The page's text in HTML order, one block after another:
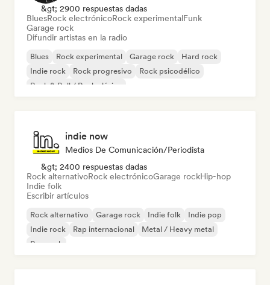
&gt; 2900 respuestas dadas
BluesRock electrónicoRock experimentalFunk
Garage rock
Difundir artistas en la radio
Blues Rock experimental Garage rock
Hard rock
Indie rock
Rock progresivo
Rock psicodélico
Rock & Roll / Rock clásico
indie now
Medios De Comunicación/Periodista
&gt; 2400 respuestas dadas
Rock alternativoRock electrónicoGarage rockHip-hop
Indie folk
Escribir artículos
Rock alternativo Garage rock Indie folk
Indie pop
Indie rock
Rap internacional
Metal / Heavy metal
Pop rock